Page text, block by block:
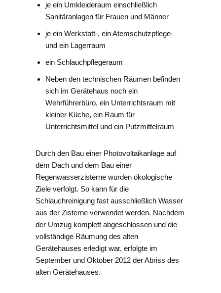
je ein Umkleideraum einschließlich
Sanitäranlagen für Frauen und Männer
je ein Werkstatt-, ein Atemschutzpflege-
und ein Lagerraum
ein Schlauchpflegeraum
Neben den technischen Räumen befinden
sich im Gerätehaus noch ein
Wehrführerbüro, ein Unterrichtsraum mit
kleiner Küche, ein Raum für
Unterrichtsmittel und ein Putzmittelraum
Durch den Bau einer Photovoltaikanlage auf
dem Dach und dem Bau einer
Regenwasserzisterne wurden ökologische
Ziele verfolgt. So kann für die
Schlauchreinigung fast ausschließlich Wasser
aus der Zisterne verwendet werden. Nachdem
der Umzug komplett abgeschlossen und die
vollständige Räumung des alten
Gerätehauses erledigt war, erfolgte im
September und Oktober 2012 der Abriss des
alten Gerätehauses.